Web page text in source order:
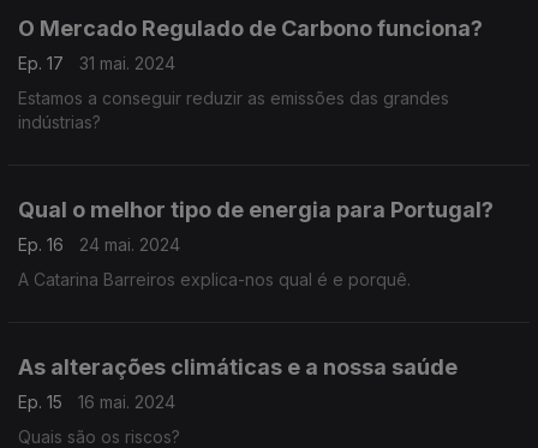
O Mercado Regulado de Carbono funciona?
Ep. 17
31 mai. 2024
Estamos a conseguir reduzir as emissões das grandes
indústrias?
Qual o melhor tipo de energia para Portugal?
Ep. 16
24 mai. 2024
A Catarina Barreiros explica-nos qual é e porquê.
As alterações climáticas e a nossa saúde
Ep. 15
16 mai. 2024
Quais são os riscos?